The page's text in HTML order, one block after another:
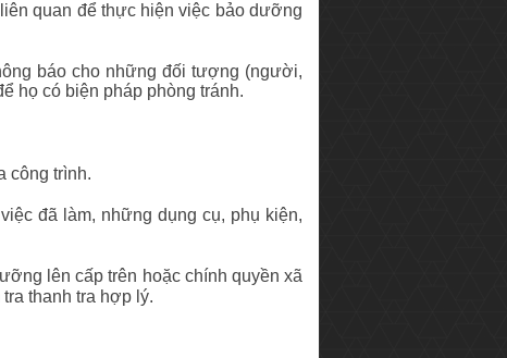
quan để thực hiện việc bảo dưỡng
báo cho những đối tượng (người,
họ có biện pháp phòng tránh.
công trình.
đã làm, những dụng cụ, phụ kiện,
lên cấp trên hoặc chính quyền xã
thanh tra hợp lý.